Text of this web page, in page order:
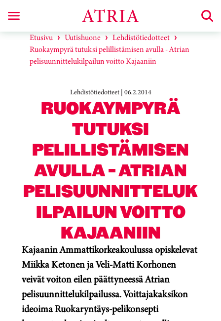
Etusivu Uutishuone
Lehdistötiedotteet
Ruokaympyrä tutuksi pelillistämisen avulla - Atrian
pelisuunnittelukilpailun voitto Kajaaniin
Lehdistötiedotteet | 06.2.2014
RUOKAYMPYRÄ
TUTUKSI
PELILLISTÄMISEN
AVULLA - ATRIAN
PELISUUNNITTELUK
ILPAILUN VOITTO
KAJAANIIN
Kajaanin Ammattikorkeakoulussa opiskelevat
Miikka Ketonen ja Veli-Matti Korhonen
veivät voiton eilen päättyneessä Atrian
pelisuunnittelukilpailussa. Voittajakaksikon
ideoima Ruokaryntäys-pelikonsepti